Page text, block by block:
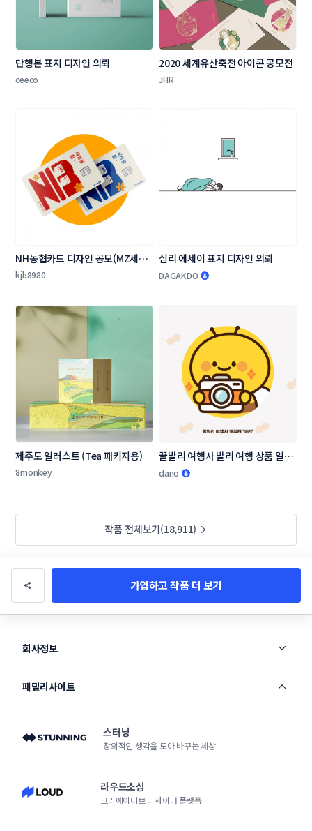
단행본 표지 디자인 의뢰
ceeco
2020 세계유산축전 아이콘 공모전
JHR
NH농협카드 디자인 공모(MZ세대
타겟 상품 카드 플레이트 디자인)
kjb8980
심리 에세이 표지 디자인 의뢰
DAGAKDO
제주도 일러스트 (Tea 패키지용)
8monkey
꿀발리 여행사 발리 여행 상품 일러
스트 디자인 의뢰
dano
작품 전체보기(18,911)
가입하고 작품 더 보기
회사정보
패밀리사이트
스터닝
창의적인 생각을 모아 바꾸는 세상
라우드소싱
크리에이티브 디자이너 플랫폼